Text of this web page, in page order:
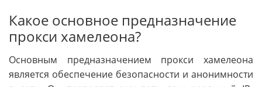
Какое основное предназначение
прокси хамелеона?
Основным предназначением прокси хамелеона
является обеспечение безопасности и анонимности